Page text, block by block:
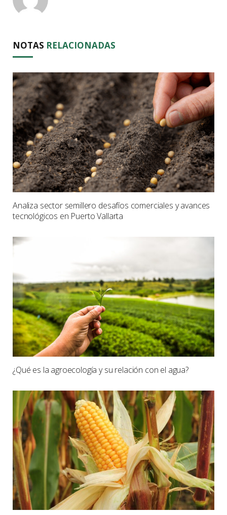
NOTAS RELACIONADAS
Analiza sector semillero desafíos comerciales y avances
tecnológicos en Puerto Vallarta
¿Qué es la agroecología y su relación con el agua?